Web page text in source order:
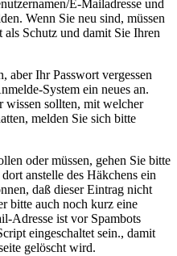
E-Mailadresse und
Wenn Sie neu sind, müssen
als Schutz und damit Sie Ihren
aber Ihr Passwort vergessen
System ein neues an.
wissen sollten, mit welcher
melden Sie sich bitte
oder müssen, gehen Sie bitte
anstelle des Häkchens ein
daß dieser Eintrag nicht
bitte auch noch kurz eine
Adresse ist vor Spambots
eingeschaltet sein., damit
gelöscht wird.